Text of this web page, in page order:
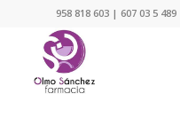
958 818 603 | 607 03 5